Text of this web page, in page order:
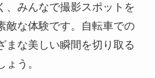
、みんなで撮影スポットを
敵な体験です。自転車での
まな美しい瞬間を切り取る
う。